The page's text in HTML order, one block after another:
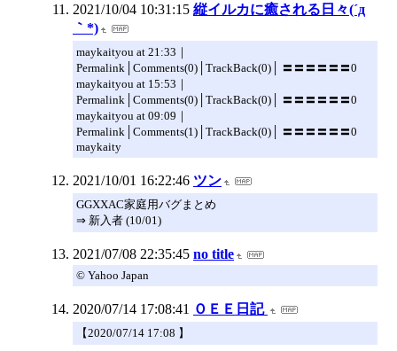
2021/10/04 10:31:15 縦イルカに癒される日々(´д
｀*)
maykaityou at 21:33｜
Permalink│Comments(0)│TrackBack(0)│ 〓〓〓〓〓〓0
maykaityou at 15:53｜
Permalink│Comments(0)│TrackBack(0)│ 〓〓〓〓〓〓0
maykaityou at 09:09｜
Permalink│Comments(1)│TrackBack(0)│ 〓〓〓〓〓〓0
maykaity
2021/10/01 16:22:46 ツン
GGXXAC家庭用バグまとめ
⇒ 新入者 (10/01)
2021/07/08 22:35:45 no title
© Yahoo Japan
2020/07/14 17:08:41 ＯＥＥ日記
【2020/07/14 17:08 】